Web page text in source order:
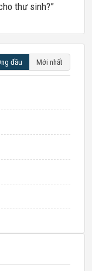
thư sinh?”
đầu Mới nhất